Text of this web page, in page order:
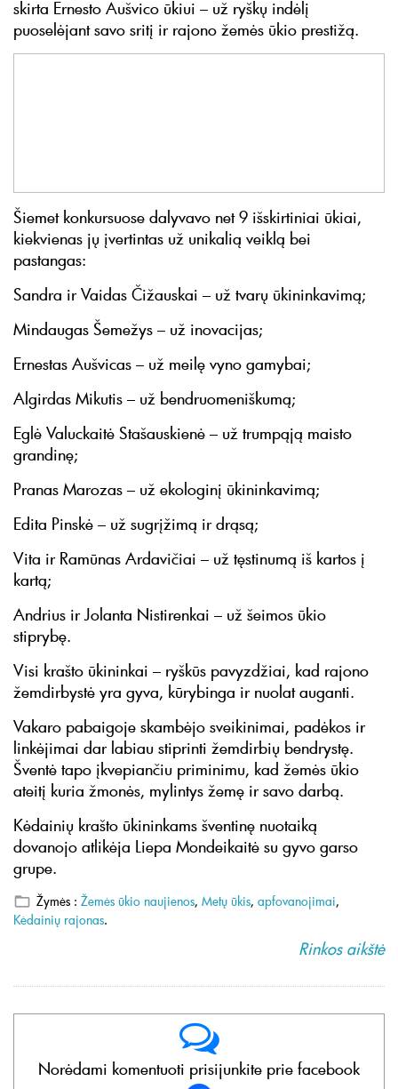
skirta Ernesto Aušvico ūkiui – už ryškų indėlį
puoselėjant savo sritį ir rajono žemės ūkio prestižą.
Šiemet konkursuose dalyvavo net 9 išskirtiniai ūkiai,
kiekvienas jų įvertintas už unikalią veiklą bei
pastangas:
Sandra ir Vaidas Čižauskai – už tvarų ūkininkavimą;
Mindaugas Šemežys – už inovacijas;
Ernestas Aušvicas – už meilę vyno gamybai;
Algirdas Mikutis – už bendruomeniškumą;
Eglė Valuckaitė Stašauskienė – už trumpąją maisto
grandinę;
Pranas Marozas – už ekologinį ūkininkavimą;
Edita Pinskė – už sugrįžimą ir drąsą;
Vita ir Ramūnas Ardavičiai – už tęstinumą iš kartos į
kartą;
Andrius ir Jolanta Nistirenkai – už šeimos ūkio
stiprybę.
Visi krašto ūkininkai – ryškūs pavyzdžiai, kad rajono
žemdirbystė yra gyva, kūrybinga ir nuolat auganti.
Vakaro pabaigoje skambėjo sveikinimai, padėkos ir
linkėjimai dar labiau stiprinti žemdirbių bendrystę.
Šventė tapo įkvepiančiu priminimu, kad žemės ūkio
ateitį kuria žmonės, mylintys žemę ir savo darbą.
Kėdainių krašto ūkininkams šventinę nuotaiką
dovanojo atlikėja Liepa Mondeikaitė su gyvo garso
grupe.
Žymės : Žemės ūkio naujienos, Metų ūkis, apfovanojimai,
Kėdainių rajonas.
Rinkos aikštė
Norėdami komentuoti prisijunkite prie facebook